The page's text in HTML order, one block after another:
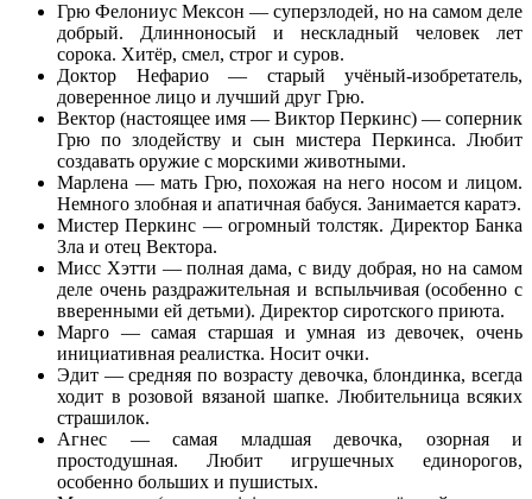
Грю Фелониус Мексон — суперзлодей, но на самом деле
добрый. Длинноносый и нескладный человек лет
сорока. Хитёр, смел, строг и суров.
Доктор Нефарио — старый учёный-изобретатель,
доверенное лицо и лучший друг Грю.
Вектор (настоящее имя — Виктор Перкинс) — соперник
Грю по злодейству и сын мистера Перкинса. Любит
создавать оружие с морскими животными.
Марлена — мать Грю, похожая на него носом и лицом.
Немного злобная и апатичная бабуся. Занимается каратэ.
Мистер Перкинс — огромный толстяк. Директор Банка
Зла и отец Вектора.
Мисс Хэтти — полная дама, с виду добрая, но на самом
деле очень раздражительная и вспыльчивая (особенно с
вверенными ей детьми). Директор сиротского приюта.
Марго — самая старшая и умная из девочек, очень
инициативная реалистка. Носит очки.
Эдит — средняя по возрасту девочка, блондинка, всегда
ходит в розовой вязаной шапке. Любительница всяких
страшилок.
Агнес — самая младшая девочка, озорная и
простодушная. Любит игрушечных единорогов,
особенно больших и пушистых.